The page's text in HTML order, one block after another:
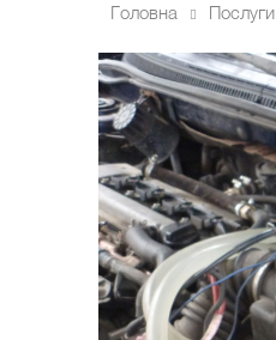
Головна Послуги